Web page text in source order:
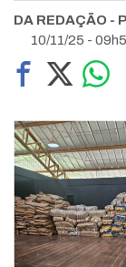
DA REDAÇÃO -
10/11/25 -